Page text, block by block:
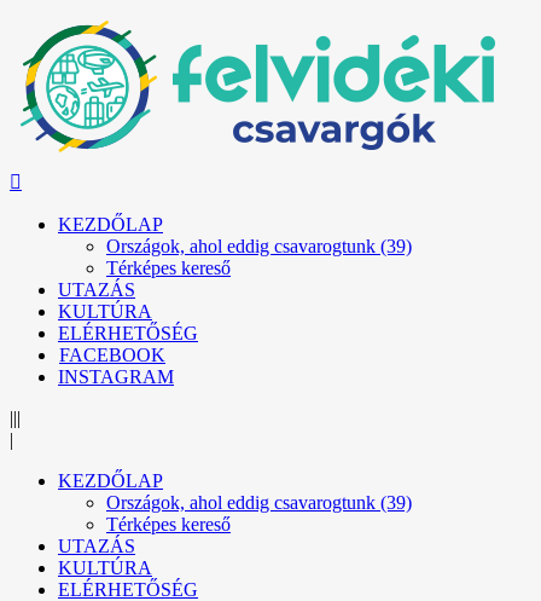
KEZDŐLAP
Országok, ahol eddig csavarogtunk (39)
Térképes kereső
UTAZÁS
KULTÚRA
ELÉRHETŐSÉG
FACEBOOK
INSTAGRAM
|||
|
KEZDŐLAP
Országok, ahol eddig csavarogtunk (39)
Térképes kereső
UTAZÁS
KULTÚRA
ELÉRHETŐSÉG